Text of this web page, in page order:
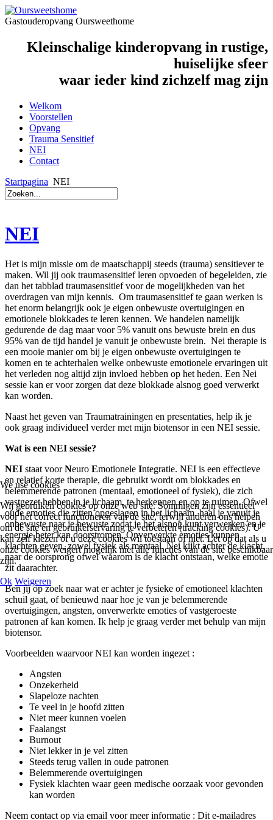
Gastouderopvang Oursweethome
Kleinschalige kinderopvang in rustige,
huiselijke sfeer
waar ieder kind zichzelf mag zijn
Welkom
Voorstellen
Opvang
Trauma Sensitief
NEI
Contact
Startpagina NEI
NEI
Het is mijn missie om de maatschappij steeds (trauma) sensitiever te
maken. Wil jij ook traumasensitief leren opvoeden of begeleiden, zie
dan het tabblad traumasensitief voor de mogelijkheden van het
overdragen van mijn kennis. Om traumasensitief te gaan werken is
het enorm belangrijk ook je eigen onbewuste overtuigingen en
emotionele blokkades te leren kennen. We handelen namelijk
gedurende de dag maar voor 5% vanuit ons bewuste brein en dus
95% van de tijd handel je vanuit je onbewuste brein. Nei therapie is
een mooie manier om bij je eigen onbewuste overtuigingen te
komen en te achterhalen welke onbewuste emotionele ervaringen uit
het verleden nog altijd zijn invloed hebben op het heden. Een Nei
sessie kan er voor zorgen dat deze blokkade alsnog goed verwerkt
kan worden.
Naast het geven van Traumatrainingen en presentaties, help ik je
ook graag individueel verder met mijn biotensor in een NEI sessie.
Wat is een NEI sessie?
NEI staat voorNeuro Emotionele Integratie. NEI is een effectieve
en relatief korte therapie, die gebruikt wordt om blokkades en
belemmerende patronen (mentaal, emotioneel of fysiek), die zich
vastgezet hebben in je lichaam, te herkennen en op te ruimen. Ofwel
oude emoties die zitten opgeslagen in het lichaam, haal je vanuit je
onbewuste naar je bewuste zodat je het alsnog kunt verwerken en je
energie beter kan doorstromen. Onverwerkte emoties kunnen
klachten geven, zowel fysiek als mentaal. Nei kijkt achter de klacht,
naar de oorsprong ofwel waarom is de klacht ontstaan, welke emotie
zit daarachter.
Ben jij op zoek naar wat er achter je fysieke of emotioneel klachten
schuil gaat, of benieuwd naar hoe je van je belemmerende
overtuigingen, angsten, onverwerkte emoties of vastgeroeste
patronen af kan komen. Ik help je graag verder met behulp van mijn
biotensor.
Voorbeelden waarvoor NEI kan worden ingezet :
Angsten
Onzekerheid
Slapeloze nachten
Te veel in je hoofd zitten
Niet meer kunnen voelen
Faalangst
Burnout
Niet lekker in je vel zitten
Steeds terug vallen in oude patronen
Belemmerende overtuigingen
Fysiek klachten waar geen medische oorzaak voor gevonden
kan worden
Neem contact op via email voor meer informatie : Dit e-mailadres
We use cookies
Wij gebruiken cookies op onze web site. Sommigen zijn essentieel
voor het correct functioneren van de site, terwijl anderen ons helpen
om de site en gebruikerservaring te verbeteren (tracking cookies). U
kan zelf kiezen of u deze cookies wil toestaan of niet. Let op dat als u
onze cookies weigert mogelijk niet alle functies van de site beschikbaar
zijn.
Ok Weigeren